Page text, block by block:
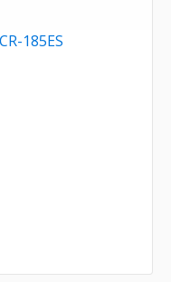
185ES